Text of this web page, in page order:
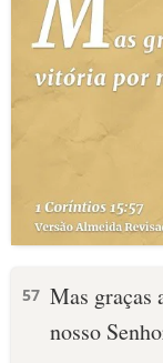
57 Mas graças
nosso